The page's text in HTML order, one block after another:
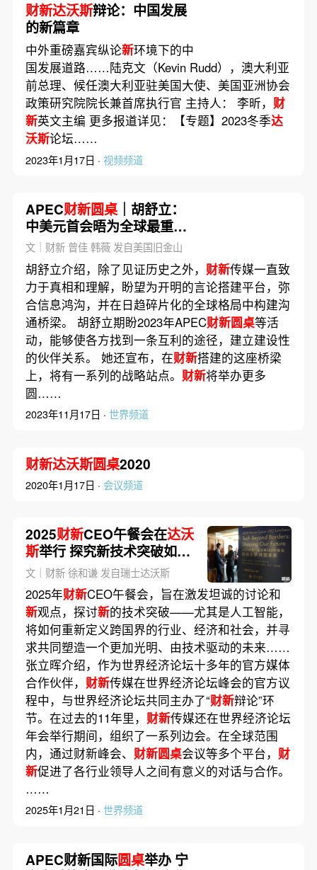
财新达沃斯辩论：中国发展
的新篇章
中外重磅嘉宾纵论新环境下的中
国发展道路……陆克文（Kevin Rudd），澳大利亚
前总理、候任澳大利亚驻美国大使、美国亚洲协会
政策研究院院长兼首席执行官 主持人： 李昕， 财
新英文主编 更多报道详见：【专题】2023冬季达
沃斯论坛……
2023年1月17日 · 视频频道
APEC财新圆桌｜胡舒立：
中美元首会晤为全球最重要
双边关系定锚
文｜财新 曾佳 韩薇 发自美国旧金山
胡舒立介绍，除了见证历史之外， 财新传媒一直致
力于真相和理解，盼望为开明的言论搭建平台，弥
合信息鸿沟，并在日趋碎片化的全球格局中构建沟
通桥梁。 胡舒立期盼2023年APEC财新圆桌等活
动，能够使各方找到一条互利的途径，建立建设性
的伙伴关系。 她还宣布，在财新搭建的这座桥梁
上，将有一系列的战略站点。 财新将举办更多
圆……
2023年11月17日 · 世界频道
财新达沃斯圆桌2020
2020年1月17日 · 会议频道
2025财新CEO午餐会在达沃
斯举行 探究新技术突破如何
冲击全球
文｜财新 徐和谦 发自瑞士达沃斯
2025年财新CEO午餐会，旨在激发坦诚的讨论和
新观点，探讨新的技术突破——尤其是人工智能，
将如何重新定义跨国界的行业、经济和社会，并寻
求共同塑造一个更加光明、由技术驱动的未来……
张立晖介绍，作为世界经济论坛十多年的官方媒体
合作伙伴， 财新传媒在世界经济论坛峰会的官方议
程中，与世界经济论坛共同主办了“财新辩论”环
节。在过去的11年里， 财新传媒还在世界经济论坛
年会举行期间，组织了一系列边会。在全球范围
内，通过财新峰会、 财新圆桌会议等多个平台， 财
新促进了各行业领导人之间有意义的对话与合作。
……
2025年1月21日 · 世界频道
APEC财新国际圆桌举办 宁